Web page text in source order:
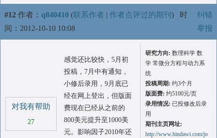
#12 作者： q840410 (联系作者 | 作者点评过的期刊 ) 时
间：2012-10-10 10:08
纠错
举报
对我有帮助
27
感觉还比较快，5月初
投稿，7月中有通知，
小修后录用，9月底已
经在网上登出，但版面
费现在已经从之前的
800美元提升至1000美
元。影响因子2010年还
研究方向: 数理科学 数
学 常微分方程与动力系
统
投稿周期: 约3个月
版面费: 约5100元/页
录用情况: 已投修改后录
用
期刊主页网址:
http://www.hindawi.com/jo